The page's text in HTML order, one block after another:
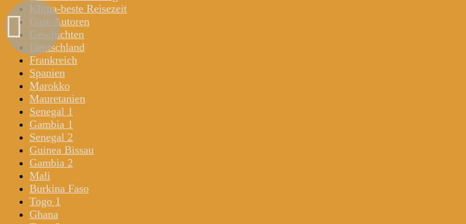
Klima-beste Reisezeit
Gast-Autoren
Geschichten
Deutschland
Frankreich
Spanien
Marokko
Mauretanien
Senegal 1
Gambia 1
Senegal 2
Guinea Bissau
Gambia 2
Mali
Burkina Faso
Togo 1
Ghana